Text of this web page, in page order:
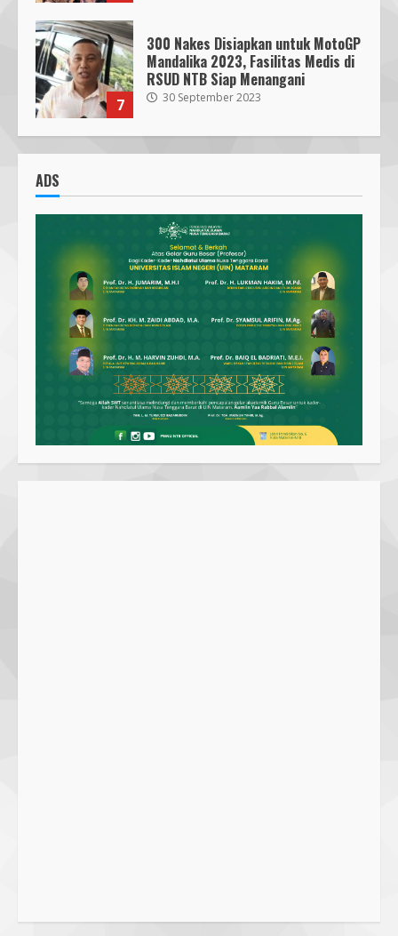
7
300 Nakes Disiapkan untuk MotoGP
Mandalika 2023, Fasilitas Medis di
RSUD NTB Siap Menangani
30 September 2023
1
Parkir Semrawut di Depan RS
Penegakan Aturan
5 June 2025
2
Pawon Pengsong NTB: Memanjakan
Lidah dengan Olahan Sehat dan
27 September 2023
3
SMPN 7 Mataram Menerapkan
Project Based Learning pada
Outing Class ke Destinasi Wisata
Khusus di Lombok
ADS